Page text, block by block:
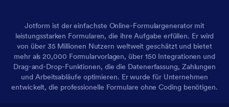
Jotform ist der einfachste Online-Formulargenerator mit
leistungsstarken Formularen, die ihre Aufgabe erfüllen. Er wird
von über 35 Millionen Nutzern weltweit geschätzt und bietet
mehr als 20,000 Formularvorlagen, über 150 Integrationen und
Drag-and-Drop-Funktionen, die die Datenerfassung, Zahlungen
und Arbeitsabläufe optimieren. Er wurde für Unternehmen
entwickelt, die professionelle Formulare ohne Coding benötigen.